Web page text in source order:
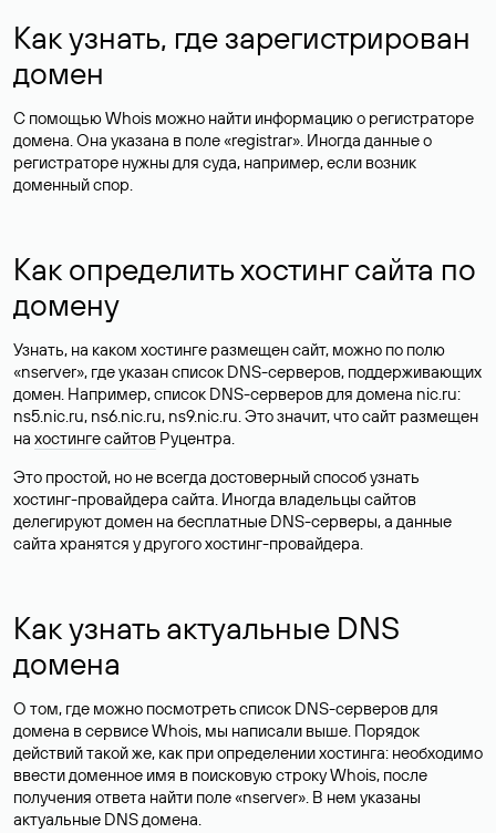
Как узнать, где зарегистрирован
домен
С помощью Whois можно найти информацию о регистраторе
домена. Она указана в поле «registrar». Иногда данные о
регистраторе нужны для суда, например, если возник
доменный спор.
Как определить хостинг сайта по
домену
Узнать, на каком хостинге размещен сайт, можно по полю
«nserver», где указан список DNS-серверов, поддерживающих
домен. Например, список DNS-серверов для домена nic.ru:
ns5.nic.ru, ns6.nic.ru, ns9.nic.ru. Это значит, что сайт размещен
на хостинге сайтов Руцентра.
Это простой, но не всегда достоверный способ узнать
хостинг-провайдера сайта. Иногда владельцы сайтов
делегируют домен на бесплатные DNS-серверы, а данные
сайта хранятся у другого хостинг-провайдера.
Как узнать актуальные DNS
домена
О том, где можно посмотреть список DNS-серверов для
домена в сервисе Whois, мы написали выше. Порядок
действий такой же, как при определении хостинга: необходимо
ввести доменное имя в поисковую строку Whois, после
получения ответа найти поле «nserver». В нем указаны
актуальные DNS домена.